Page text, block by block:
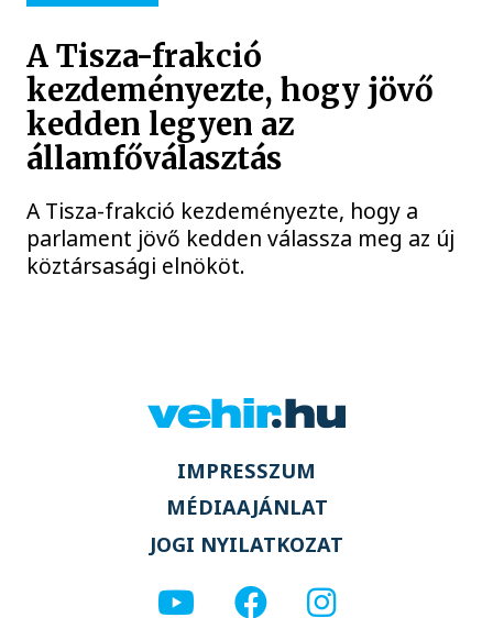
A Tisza-frakció
kezdeményezte, hogy jövő
kedden legyen az
államfőválasztás
A Tisza-frakció kezdeményezte, hogy a
parlament jövő kedden válassza meg az új
köztársasági elnököt.
IMPRESSZUM
MÉDIAAJÁNLAT
JOGI NYILATKOZAT